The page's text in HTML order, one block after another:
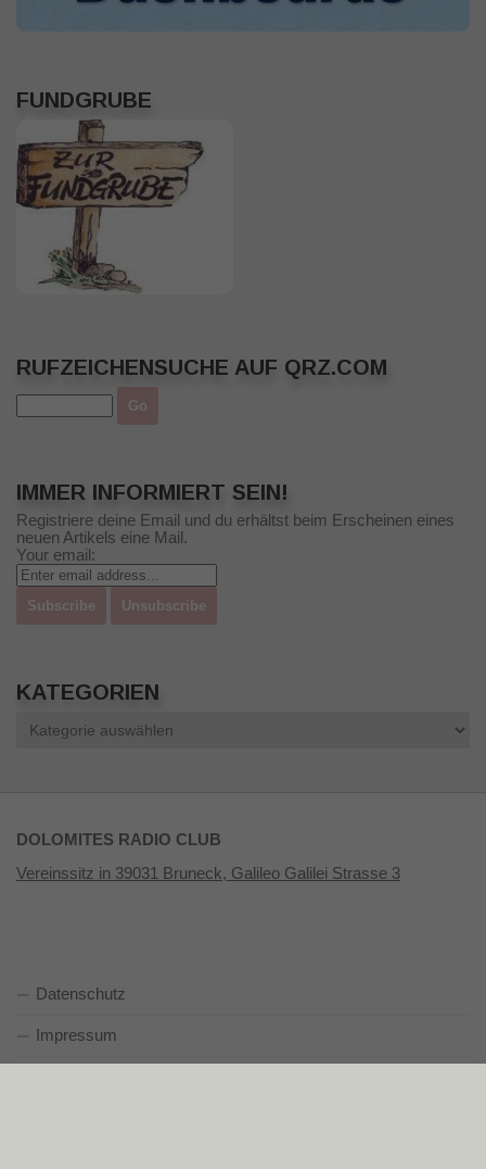
FUNDGRUBE
RUFZEICHENSUCHE AUF QRZ.COM
IMMER INFORMIERT SEIN!
Registriere deine Email und du erhältst beim Erscheinen eines
neuen Artikels eine Mail.
Your email:
KATEGORIEN
DOLOMITES RADIO CLUB
Vereinssitz in 39031 Bruneck, Galileo Galilei Strasse 3
Datenschutz
Impressum